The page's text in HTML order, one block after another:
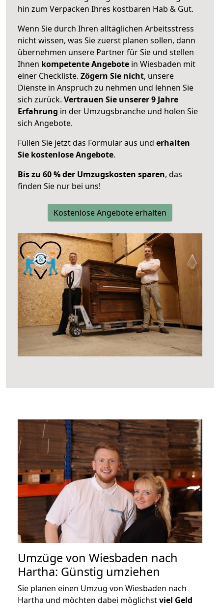
hin zum Verpacken Ihres kostbaren Hab & Gut.
Wenn Sie durch Ihren alltäglichen Arbeitsstress
nicht wissen, was Sie zuerst planen sollen, dann
übernehmen unsere Partner für Sie und stellen
Ihnen kompetente Angebote in Wiesbaden mit
einer Checkliste. Zögern Sie nicht, unsere
Dienste in Anspruch zu nehmen und lehnen Sie
sich zurück. Vertrauen Sie unserer 9 Jahre
Erfahrung in der Umzugsbranche und holen Sie
sich Angebote.
Füllen Sie jetzt das Formular aus und erhalten
Sie kostenlose Angebote.
Bis zu 60 % der Umzugskosten sparen, das
finden Sie nur bei uns!
Kostenlose Angebote erhalten
Umzüge von Wiesbaden nach
Hartha: Günstig umziehen
Sie planen einen Umzug von Wiesbaden nach
Hartha und möchten dabei möglichstviel Geld